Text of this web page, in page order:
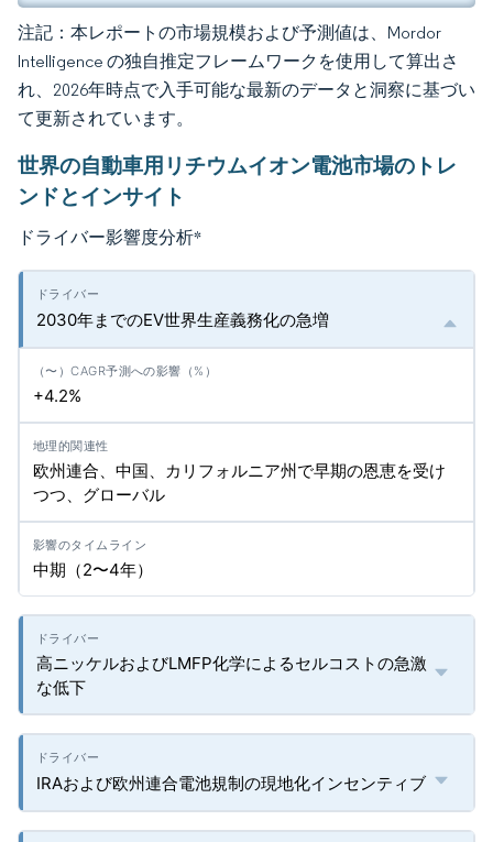
注記：本レポートの市場規模および予測値は、Mordor
Intelligence の独自推定フレームワークを使用して算出さ
れ、2026年時点で入手可能な最新のデータと洞察に基づい
て更新されています。
世界の自動車用リチウムイオン電池市場のトレ
ンドとインサイト
ドライバー影響度分析*
2030年までのEV世界生産義務化の急増
+4.2%
欧州連合、中国、カリフォルニア州で早期の恩恵を受け
つつ、グローバル
中期（2〜4年）
高ニッケルおよびLMFP化学によるセルコストの急激
な低下
IRAおよび欧州連合電池規制の現地化インセンティブ